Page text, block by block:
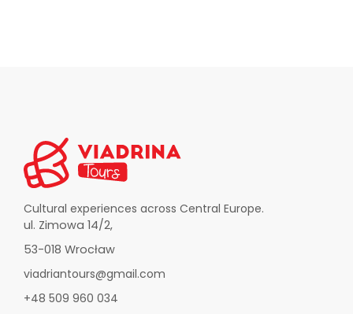
Cultural experiences across Central Europe.
ul. Zimowa 14/2,
53-018 Wrocław
viadriantours@gmail.com
+48 509 960 034